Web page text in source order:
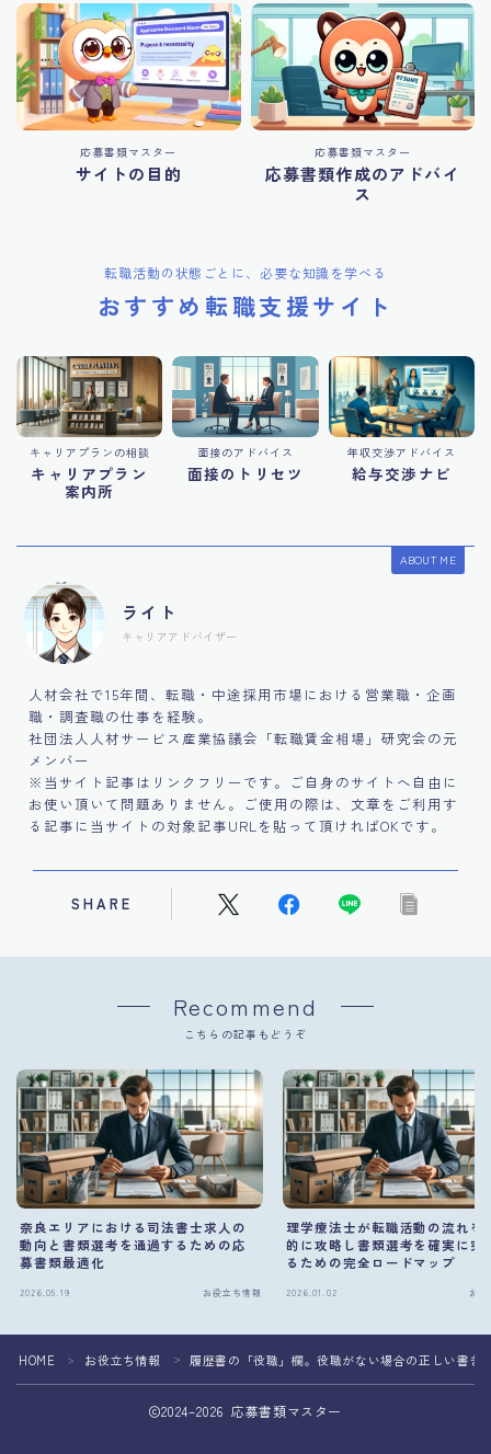
応募書類マスター
サイトの目的
応募書類マスター
応募書類作成のアドバイ
ス
転職活動の状態ごとに、必要な知識を学べる
おすすめ転職支援サイト
キャリアプランの相談
キャリアプラン
案内所
面接のアドバイス
面接のトリセツ
年収交渉アドバイス
給与交渉ナビ
ABOUT ME
ライト
キャリアアドバイザー
人材会社で15年間、転職・中途採用市場における営業職・企画
職・調査職の仕事を経験。
社団法人人材サービス産業協議会「転職賃金相場」研究会の元
メンバー
※当サイト記事はリンクフリーです。ご自身のサイトへ自由に
お使い頂いて問題ありません。ご使用の際は、文章をご利用す
る記事に当サイトの対象記事URLを貼って頂ければOKです。
SHARE
Recommend
こちらの記事もどうぞ
奈良エリアにおける司法書士求人の
動向と書類選考を通過するための応
募書類最適化
2026.05.19 お役立ち情報
理学療法士が転職活動の流れを
的に攻略し書類選考を確実に突
るための完全ロードマップ
2026.01.02 お
HOME ＞ お役立ち情報 ＞ 履歴書の「役職」欄。役職がない場合の正しい書き
2024–2026 応募書類マスター